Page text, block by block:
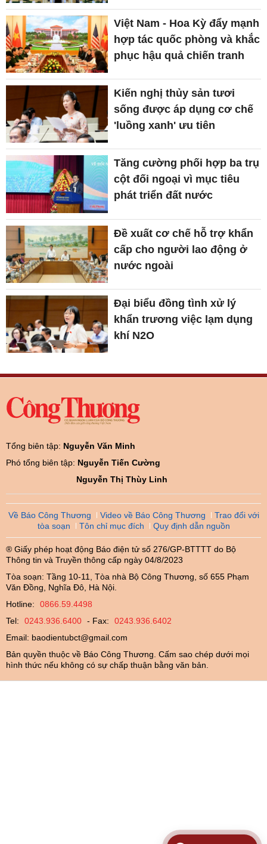
Việt Nam - Hoa Kỳ đẩy mạnh
hợp tác quốc phòng và khắc
phục hậu quả chiến tranh
Kiến nghị thủy sản tươi
sống được áp dụng cơ chế
'luồng xanh' ưu tiên
Tăng cường phối hợp ba trụ
cột đối ngoại vì mục tiêu
phát triển đất nước
Đề xuất cơ chế hỗ trợ khẩn
cấp cho người lao động ở
nước ngoài
Đại biểu đồng tình xử lý
khẩn trương việc lạm dụng
khí N2O
Tổng biên tập: Nguyễn Văn Minh
Phó tổng biên tập: Nguyễn Tiến Cường
Nguyễn Thị Thùy Linh
Về Báo Công Thương Video về Báo Công Thương
Trao đổi với
tòa soạn
Tôn chỉ mục đích Quy định dẫn nguồn
® Giấy phép hoạt động Báo điện tử số 276/GP-BTTTT do Bộ
Thông tin và Truyền thông cấp ngày 04/8/2023
Tòa soạn: Tầng 10-11, Tòa nhà Bộ Công Thương, số 655 Phạm
Văn Đồng, Nghĩa Đô, Hà Nội.
Hotline:
0866.59.4498
Tel:
0243.936.6400 - Fax:
0243.936.6402
Email: baodientubct@gmail.com
Bản quyền thuộc về Báo Công Thương. Cấm sao chép dưới mọi
hình thức nếu không có sự chấp thuận bằng văn bản.